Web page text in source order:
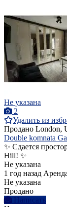
Не указана
2
Удалить из
Продано London,
Double komnata
✨ Сдается
Hill! ✨
Не указана
1 год назад
Не указана
Продано
Написать